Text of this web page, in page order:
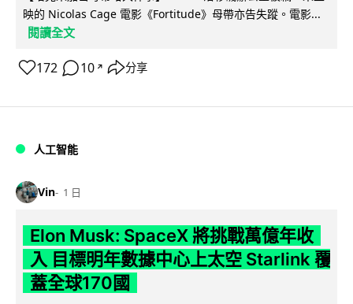
映的 Nicolas Cage 電影《Fortitude》母帶亦告失蹤。電影...
閱讀全文
172 10 ↗ 分享
人工智能
Vin 1 日
Elon Musk: SpaceX 將挑戰萬億年收
入 目標明年數據中心上太空 Starlink 覆
蓋全球170國